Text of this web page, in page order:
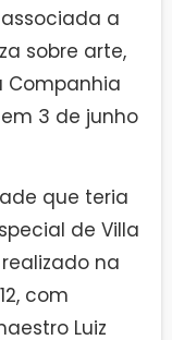
associada a
sobre arte,
3 de junho
que teria
de Villa
na
com
Luiz